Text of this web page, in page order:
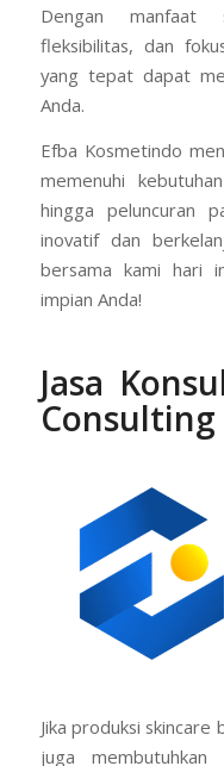
Dengan manfaat
fleksibilitas, dan
yang tepat dapat
Anda.
Efba Kosmetindo
memenuhi
hingga peluncuran
inovatif dan
bersama kami hari
impian Anda!
Jasa
Consulting
Jika produksi skincare
juga membutuhkan